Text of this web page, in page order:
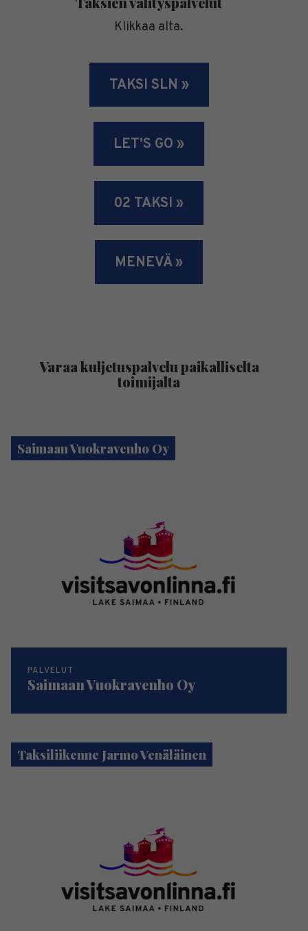
Klikkaa alta.
TAKSI SLN »
LET'S GO »
02 TAKSI »
MENEVÄ »
Varaa kuljetuspalvelu paikalliselta
toimijalta
Saimaan Vuokravenho Oy
PALVELUT
Saimaan Vuokravenho Oy
Taksiliikenne Jarmo Venäläinen